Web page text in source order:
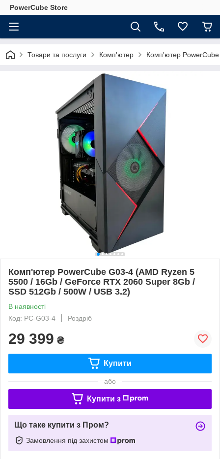
PowerCube Store
Товари та послуги Комп'ютер Комп'ютер
Комп'ютер PowerCube G03-4 (AMD Ryzen 5
5500 / 16Gb / GeForce RTX 2060 Super 8Gb /
SSD 512Gb / 500W / USB 3.2)
В наявності
Код: PC-G03-4
Роздріб
29 399 ₴
Купити
або
Купити з
Що таке купити з Пром?
Замовлення під захистом